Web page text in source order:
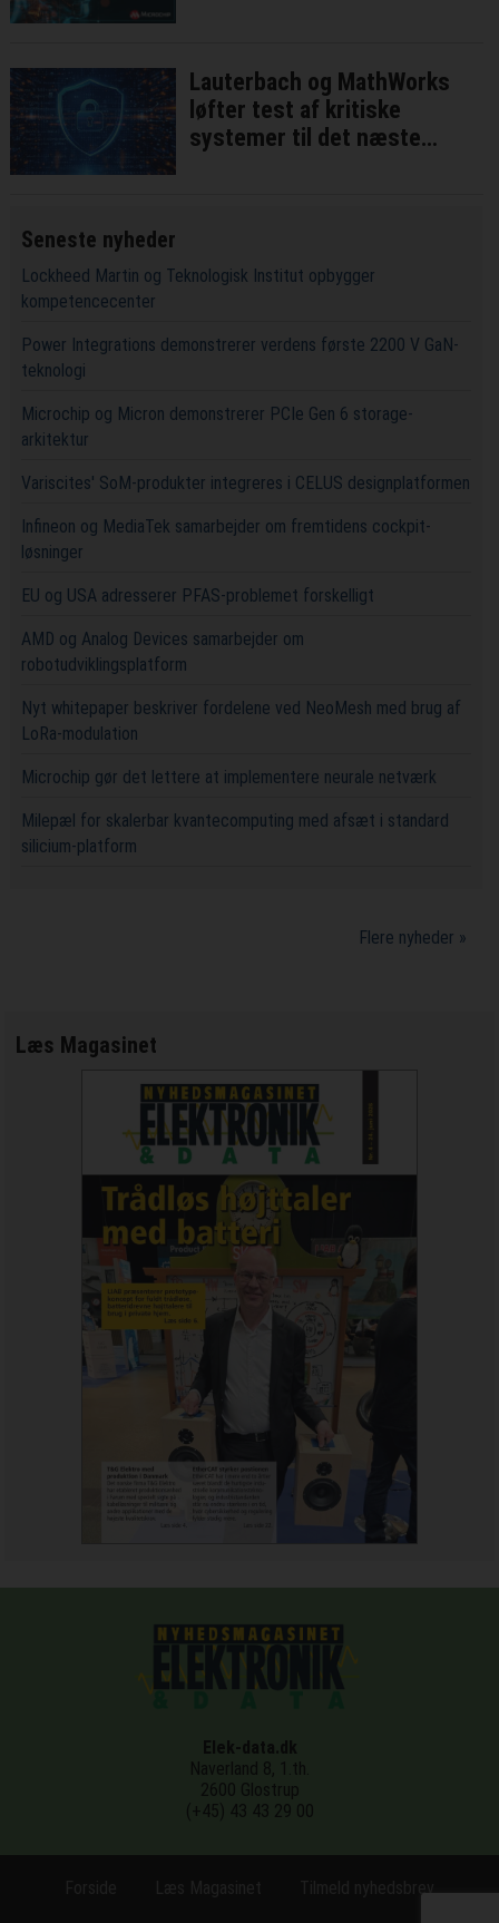
Lauterbach og MathWorks
løfter test af kritiske
systemer til det næste
Seneste nyheder
Lockheed Martin og Teknologisk Institut opbygger
kompetencecenter
Power Integrations demonstrerer verdens første 2200 V GaN-
teknologi
Microchip og Micron demonstrerer PCIe Gen 6 storage-
arkitektur
Variscites' SoM-produkter integreres i CELUS designplatformen
Infineon og MediaTek samarbejder om fremtidens cockpit-
løsninger
EU og USA adresserer PFAS-problemet forskelligt
AMD og Analog Devices samarbejder om
robotudviklingsplatform
Nyt whitepaper beskriver fordelene ved NeoMesh med brug af
LoRa-modulation
Microchip gør det lettere at implementere neurale netværk
Milepæl for skalerbar kvantecomputing med afsæt i standard
silicium-platform
Flere nyheder »
Læs Magasinet
Elek-data.dk
Naverland 8, 1.th.
2600 Glostrup
(+45) 43 43 29 00
Tilmeld nyhedsbrev